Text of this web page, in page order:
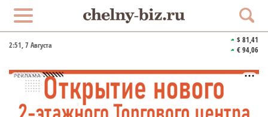
2:51, 7 Августа
$ 81,41
€ 94,06
РЕКЛАМА